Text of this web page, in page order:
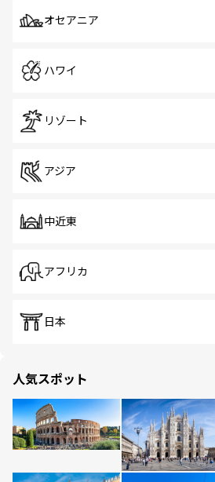
オセアニア
ハワイ
リゾート
アジア
中近東
アフリカ
日本
人気スポット